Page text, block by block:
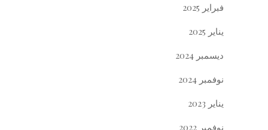
فبراير 2025
يناير 2025
ديسمبر 2024
نوفمبر 2024
يناير 2023
نوفمبر 2022